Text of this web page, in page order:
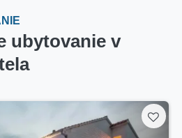
ubytovanie v